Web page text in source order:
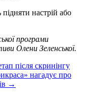
настрій або
програми
Олени Зеленської.
після скринінгу
нагадує про
→